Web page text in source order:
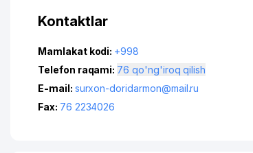
Kontaktlar
Mamlakat kodi: +998
Telefon raqami:
76 qo'ng'iroq qilish
E-mail: surxon-doridarmon@mail.ru
Fax: 76 2234026